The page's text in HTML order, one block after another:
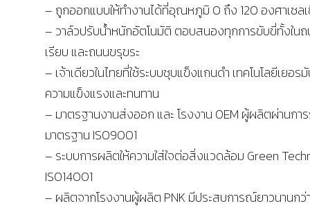
– ถูกออกแบบให้ทำงานได้ที่อุณหภูมิ 0 ถึง 120 องศาเซล
– วาล์วปรับน้ำหนักอัตโนมัติ ตอบสนองทุกการขับขี่ทั้งใน
เรียบ และถนนขรุขระ
– เจ้าเดียวในไทยที่ใช้ระบบชุบแข็งแกนดำ เทคโนโลยีเยอร
ความแข็งแรงและทนทาน
– มาตรฐานงานส่งออก และ โรงงาน OEM ผู้ผลิตผ่านกา
มาตรฐาน ISO9001
– ระบบการผลิตให้ความใส่ใจต่อสิ่งแวดล้อม Green
ISO14001
– ผลิตจากโรงงานผู้ผลิต PNK มีประสบการณ์ยาวนานกว่